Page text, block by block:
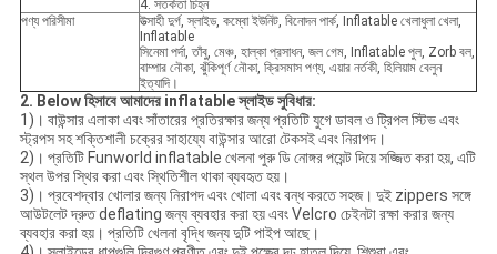
4. সতর্কতা চিহ্ন
পণ্য পরিসীমা
উত্সাহী দুর্গ, স্লাইড, কম্বো ইউনিট, বিনোদন পার্ক, Inflatable খেলাধুলা খেলা,
Inflatable
সিনেমা পর্দা, তাঁবু, মেঞ্চ, হাল্কা প্রসাধন, জল গেম, Inflatable পুল, Zorb বল,
বাম্পার নৌকা, ঝুঁকিপূর্ণ নৌকা, ক্রিসমাস পণ্য, এয়ার নর্তকী, হিলিয়াম বেলুন
ইত্যাদি।
2. Below হিসাবে আমাদের inflatable স্লাইড সুবিধার:
1)। বাউন্সার এলাকা এবং সাঁতারের প্রতিরক্ষার জন্য প্রতিটি যুগে ডাবল ও ট্রিপল স্টিভ এবং
স্ট্রপস সহ শক্তিশালী চক্রের সাহায্যে বাউন্সার আরো টেকসই এবং নিরাপদ।
2)। প্রতিটি Funworld inflatable খেলনা পুরু ডি নোঙ্গর পয়েন্ট দিয়ে সজ্জিত করা হয়, এটি
স্থল উপর স্থির করা এবং স্থিতিশীল থাকা ব্যবহৃত হয়।
3)। প্রবেশদ্বার খোলার জন্য নিরাপদ এবং খোলা এবং বন্ধ করতে সহজ। দুই zippers সঙ্গে
আউটলেট দ্রুত deflating জন্য ব্যবহার করা হয় এবং Velcro চেইনটা রক্ষা করার জন্য
ব্যবহার করা হয়। প্রতিটি খেলনা বৃদ্ধি জন্য দুটি পাইপ আছে।